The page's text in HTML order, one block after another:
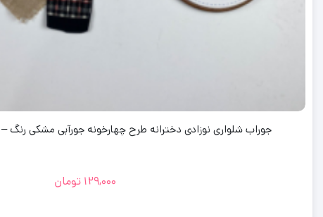
جوراب شلواری نوزادی دخترانه طرح چهارخونه جورآبی مشکی رنگ – 12 تا 24 ماه کد 170576
129,000 تومان